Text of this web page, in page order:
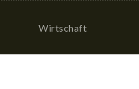
Wirtschaft